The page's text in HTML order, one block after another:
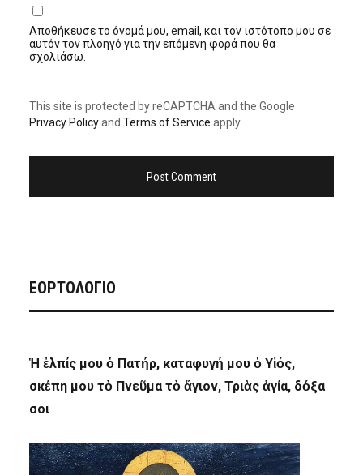
Αποθήκευσε το όνομά μου, email, και τον ιστότοπο μου σε
αυτόν τον πλοηγό για την επόμενη φορά που θα
σχολιάσω.
This site is protected by reCAPTCHA and the Google
Privacy Policyand Terms of Service apply.
ΕΟΡΤΟΛΟΓΙΟ
Ἡ ἐλπίς μου ὁ Πατήρ, καταφυγή μου ὁ Υἱός,
σκέπη μου τὸ Πνεῦμα τὸ ἅγιον, Τριὰς ἁγία, δόξα
σοι